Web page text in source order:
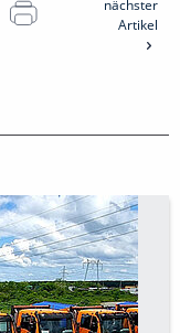
nächster
Artikel